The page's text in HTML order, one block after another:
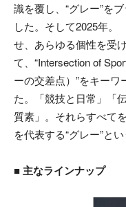
識を覆し、“グレー”を
した。そして2025年。
せ、あらゆる個性を受
て、“Intersection of
ーの交差点）”をキー
た。「競技と日常」「
質素」。それらすべて
を代表する“グレー”と
■ 主なラインナップ